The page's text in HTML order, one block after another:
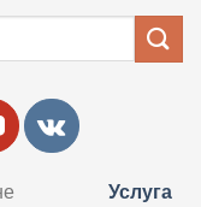
Услуга